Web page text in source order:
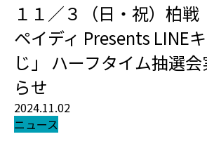
１１／３（日・祝）柏戦
ペイディ Presents LINE
じ」 ハーフタイム抽選
らせ
2024.11.02
ニュース